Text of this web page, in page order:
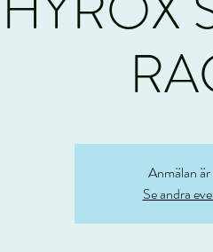
Anmälan
Se andra